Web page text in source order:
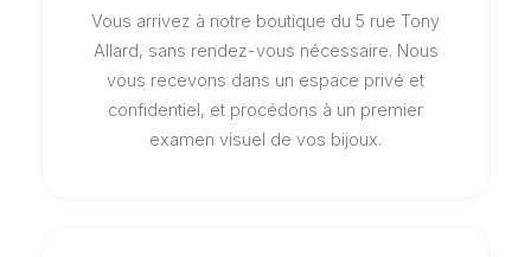
Vous arrivez à notre boutique du 5 rue Tony
Allard, sans rendez-vous nécessaire. Nous
vous recevons dans un espace privé et
confidentiel, et procédons à un premier
examen visuel de vos bijoux.